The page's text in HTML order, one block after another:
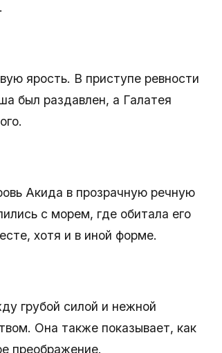
ярость. В приступе ревности
был раздавлен, а Галатея
Акида в прозрачную речную
с морем, где обитала его
хотя и в иной форме.
грубой силой и нежной
Она также показывает, как
преображение.